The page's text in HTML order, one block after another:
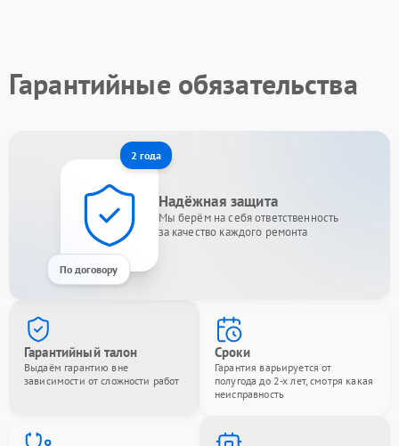
Гарантийные обязательства
2 года
По договору
Надёжная защита
Мы берём на себя ответственность
за качество каждого ремонта
Гарантийный талон
Выдаём гарантию вне
зависимости от сложности работ
Сроки
Гарантия варьируется от
полугода до 2-х лет, смотря какая
неисправность